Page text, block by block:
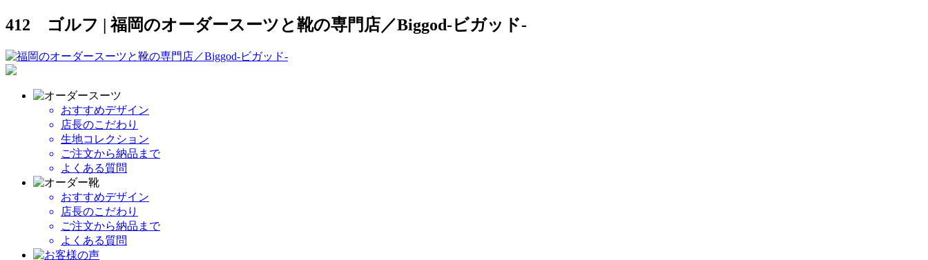
412 ゴルフ | 福岡のオーダースーツと靴の専門店／Biggod-ビガッド-
おすすめデザイン
店長のこだわり
生地コレクション
ご注文から納品まで
よくある質問
おすすめデザイン
店長のこだわり
ご注文から納品まで
よくある質問